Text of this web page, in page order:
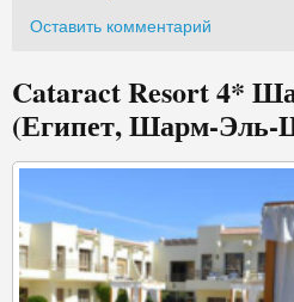
Оставить комментарий
Cataract Resort 4*
(Египет, Шарм-Эль-